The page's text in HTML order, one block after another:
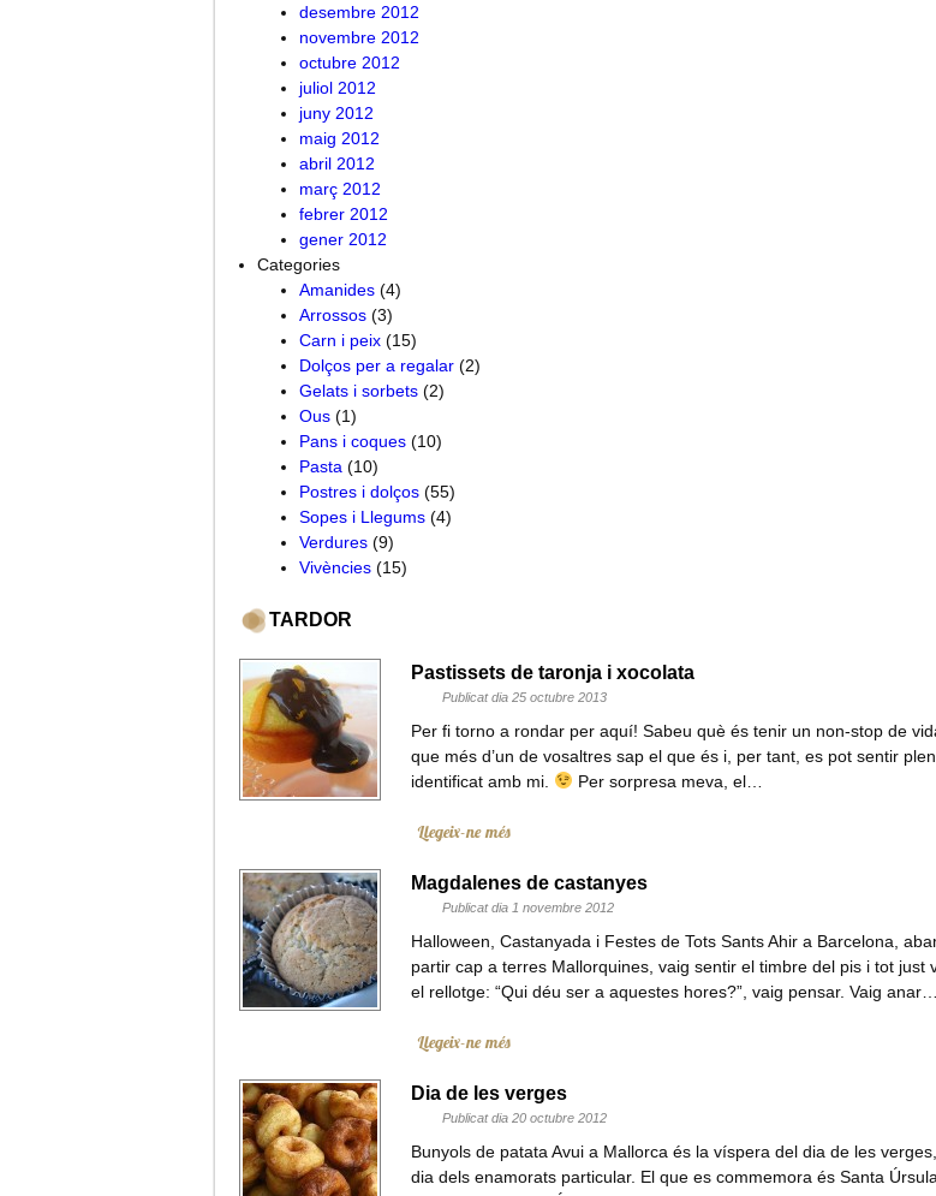
desembre 2012
novembre 2012
octubre 2012
juliol 2012
juny 2012
maig 2012
abril 2012
març 2012
febrer 2012
gener 2012
Categories
Amanides (4)
Arrossos (3)
Carn i peix (15)
Dolços per a regalar (2)
Gelats i sorbets (2)
Ous (1)
Pans i coques (10)
Pasta (10)
Postres i dolços (55)
Sopes i Llegums (4)
Verdures (9)
Vivències (15)
TARDOR
Pastissets de taronja i xocolata
Publicat dia 25 octubre 2013
Per fi torno a rondar per aquí! Sabeu què és tenir un non-stop de
que més d’un de vosaltres sap el que és i, per tant, es pot sentir
identificat amb mi.
Per sorpresa meva, el…
Llegeix-ne més
Magdalenes de castanyes
Publicat dia 1 novembre 2012
Halloween, Castanyada i Festes de Tots Sants Ahir a Barcelona,
partir cap a terres Mallorquines, vaig sentir el timbre del pis i tot just
el rellotge: “Qui déu ser a aquestes hores?”, vaig pensar. Vaig anar…
Llegeix-ne més
Dia de les verges
Publicat dia 20 octubre 2012
Bunyols de patata Avui a Mallorca és la víspera del dia de les
dia dels enamorats particular. El que es commemora és Santa